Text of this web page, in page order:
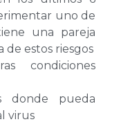
uno de
una pareja
de estos riesgos
condiciones
donde pueda
virus